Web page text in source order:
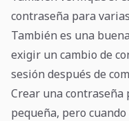
contraseña para
También es una
exigir un cambio de
sesión después de
Crear una contraseña
pequeña, pero